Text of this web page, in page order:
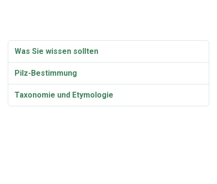
Was Sie wissen sollten
Pilz-Bestimmung
Taxonomie und Etymologie